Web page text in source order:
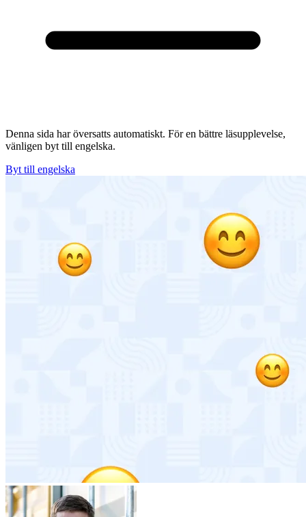
Denna sida har översatts automatiskt. För en bättre läsupplevelse,
vänligen byt till engelska.
Byt till engelska